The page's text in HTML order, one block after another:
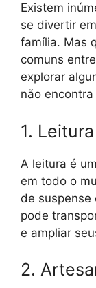
Existem
se divertir
família. Mas
comuns
explorar
não
1. Leitura
A leitura é
em todo o
de suspense
pode
e ampliar
2.